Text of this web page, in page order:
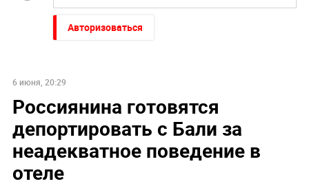
Авторизоваться
6 июня, 20:29
Россиянина готовятся
депортировать с Бали за
неадекватное поведение в
отеле